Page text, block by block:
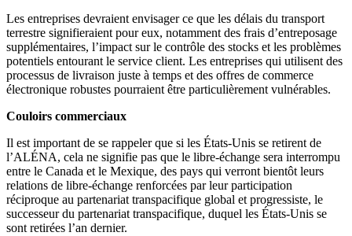
Les entreprises devraient envisager ce que les délais du transport
terrestre signifieraient pour eux, notamment des frais d’entreposage
supplémentaires, l’impact sur le contrôle des stocks et les problèmes
potentiels entourant le service client. Les entreprises qui utilisent des
processus de livraison juste à temps et des offres de commerce
électronique robustes pourraient être particulièrement vulnérables.
Couloirs commerciaux
Il est important de se rappeler que si les États-Unis se retirent de
l’ALÉNA, cela ne signifie pas que le libre-échange sera interrompu
entre le Canada et le Mexique, des pays qui verront bientôt leurs
relations de libre-échange renforcées par leur participation
réciproque au partenariat transpacifique global et progressiste, le
successeur du partenariat transpacifique, duquel les États-Unis se
sont retirées l’an dernier.